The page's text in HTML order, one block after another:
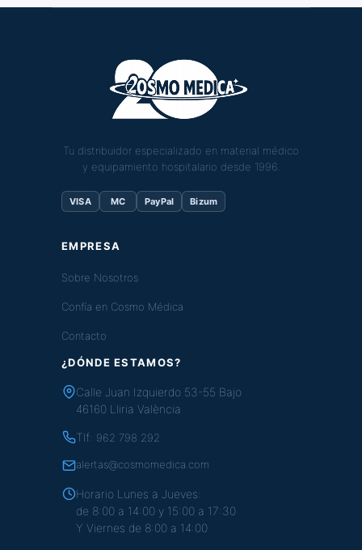
Tu distribuidor especializado en material médico
y equipamiento hospitalario desde 1996.
VISA MC PayPal Bizum
EMPRESA
Sobre Nosotros
Confía en Cosmo Médica
Contacto
¿DÓNDE ESTAMOS?
Calle Juan Izquierdo 53-55 Bajo
46160 Lliria València
Tlf: 962 798 292
alertas@cosmomedica.com
Horario Lunes a Jueves:
de 8:00 a 14:00 y 15:00 a 17:30
Y Viernes de 8:00 a 14:00